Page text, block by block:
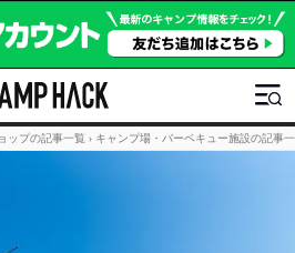
ップの記事一覧 › キャンプ場・バーベキュー施設の記事